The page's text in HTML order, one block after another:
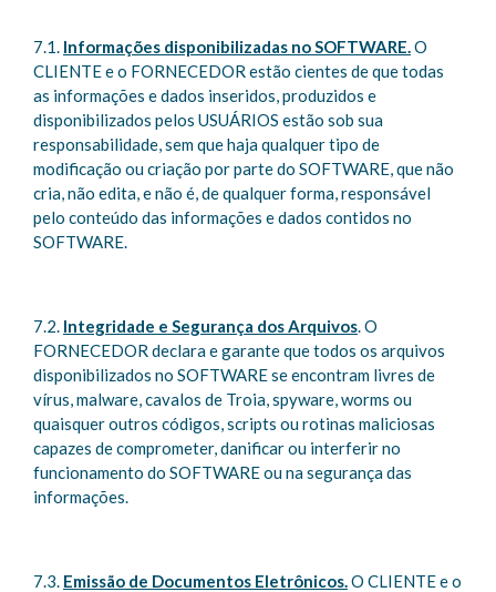
7.1. Informações disponibilizadas no SOFTWARE.O
CLIENTE e o FORNECEDOR estão cientes de que todas
as informações e dados inseridos, produzidos e
disponibilizados pelos USUÁRIOS estão sob sua
responsabilidade, sem que haja qualquer tipo de
modificação ou criação por parte do SOFTWARE, que não
cria, não edita, e não é, de qualquer forma, responsável
pelo conteúdo das informações e dados contidos no
SOFTWARE.
7.2. Integridade e Segurança dos Arquivos. O
FORNECEDOR declara e garante que todos os arquivos
disponibilizados no SOFTWARE se encontram livres de
vírus, malware, cavalos de Troia, spyware, worms ou
quaisquer outros códigos, scripts ou rotinas maliciosas
capazes de comprometer, danificar ou interferir no
funcionamento do SOFTWARE ou na segurança das
informações.
7.3. Emissão de Documentos Eletrônicos.O CLIENTE e o